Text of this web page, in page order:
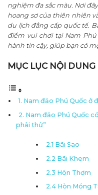
nghiệm đa sắc màu. Nơi
hoang sơ của thiên nhiên
du lịch đẳng cấp quốc tế.
điểm vui chơi tại Nam
hành tin cậy, giúp bạn có
MỤC LỤC NỘI DUNG
1. Nam đảo Phú Quốc ở
2. Nam đảo Phú Quốc
phải thử”
2.1 Bãi Sao
2.2 Bãi Khem
2.3 Hòn Thơm
2.4 Hòn Móng